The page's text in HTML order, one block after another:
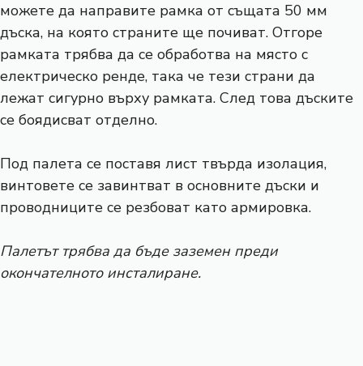
можете да направите рамка от същата 50 мм
дъска, на която страните ще почиват. Отгоре
рамката трябва да се обработва на място с
електрическо ренде, така че тези страни да
лежат сигурно върху рамката. След това дъските
се боядисват отделно.
Под палета се поставя лист твърда изолация,
винтовете се завинтват в основните дъски и
проводниците се резбоват като армировка.
Палетът трябва да бъде заземен преди
окончателното инсталиране.